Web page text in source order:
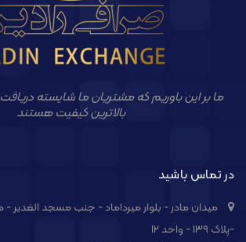
ما بر این باوریم که مشتریان ما شایسته
بالاترین کیفیت هستند
در تماس باشید
میدان مادر - بلوار میرداماد - جنب مسجد الغدیر -
-پلاک ۱۳۹ - واحد ۱۲